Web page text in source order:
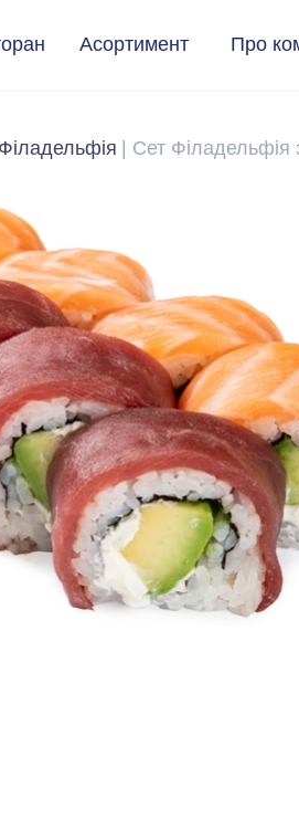
Асортимент Про
Філадельфія Сет